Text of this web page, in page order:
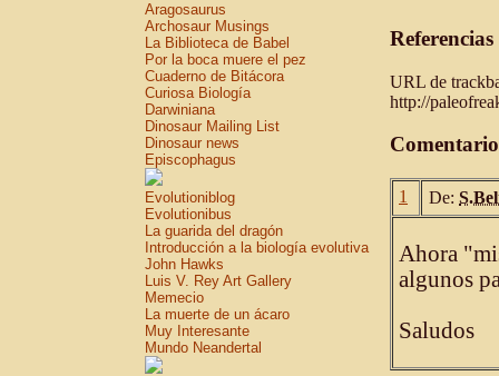
Aragosaurus
Archosaur Musings
La Biblioteca de Babel
Por la boca muere el pez
Cuaderno de Bitácora
Curiosa Biología
Darwiniana
Dinosaur Mailing List
Dinosaur news
Episcophagus
Evolutioniblog
Evolutionibus
La guarida del dragón
Introducción a la biología evolutiva
John Hawks
Luis V. Rey Art Gallery
Memecio
La muerte de un ácaro
Muy Interesante
Mundo Neandertal
URL de
http://
1 De:
Ahora
algunos
Saludos